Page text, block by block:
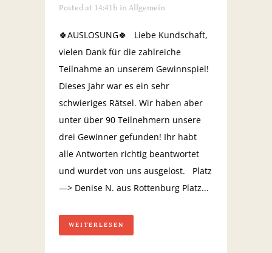
Posted at 14:41h in Allgemein
🍀AUSLOSUNG🍀 Liebe Kundschaft,
vielen Dank für die zahlreiche
Teilnahme an unserem Gewinnspiel!
Dieses Jahr war es ein sehr
schwieriges Rätsel. Wir haben aber
unter über 90 Teilnehmern unsere
drei Gewinner gefunden! Ihr habt
alle Antworten richtig beantwortet
und wurdet von uns ausgelost. Platz
—> Denise N. aus Rottenburg Platz...
WEITERLESEN